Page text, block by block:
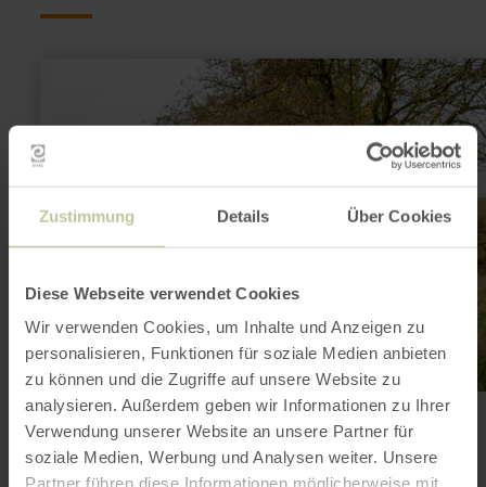
Zustimmung Details Über Cookies
Diese Webseite verwendet Cookies
Wir verwenden Cookies, um Inhalte und Anzeigen zu
personalisieren, Funktionen für soziale Medien anbieten
zu können und die Zugriffe auf unsere Website zu
analysieren. Außerdem geben wir Informationen zu Ihrer
Verwendung unserer Website an unsere Partner für
soziale Medien, Werbung und Analysen weiter. Unsere
Partner führen diese Informationen möglicherweise mit
WANDELEN
AhrSchleife Auf Wolfsgraben
Altijd vrij toegankelijk
Wolfsgraben